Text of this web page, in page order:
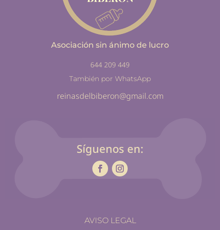
Asociación sin ánimo de lucro
644 209 449
También por WhatsApp
reinasdelbiberon@gmail.com
Síguenos en:
AVISO LEGAL